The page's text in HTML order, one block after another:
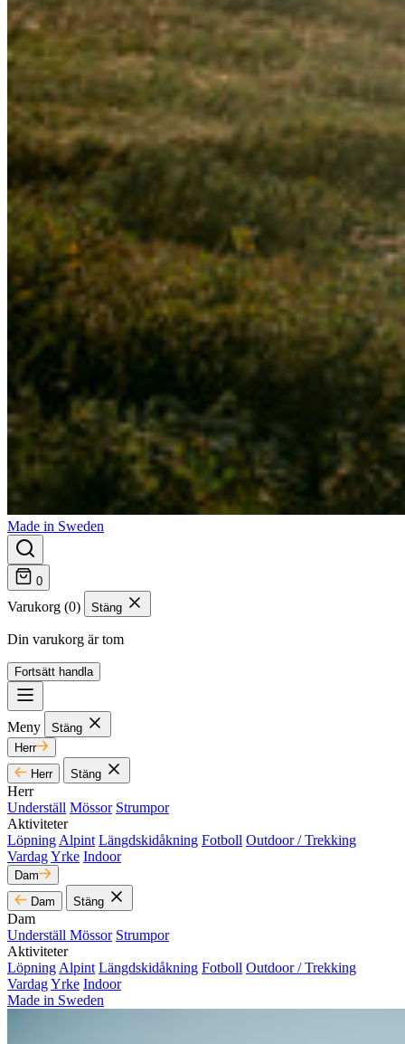
Made in Sweden
0
Varukorg (0) Stäng
Din varukorg är tom
Fortsätt handla
Meny
Stäng
Herr
Herr
Stäng
Herr
Underställ Mössor Strumpor
Aktiviteter
Löpning Alpint Längdskidåkning Fotboll Outdoor / Trekking
VardagYrke Indoor
Dam
Dam
Stäng
Dam
Underställ Mössor Strumpor
Aktiviteter
Löpning Alpint Längdskidåkning Fotboll Outdoor / Trekking
VardagYrke Indoor
Made in Sweden